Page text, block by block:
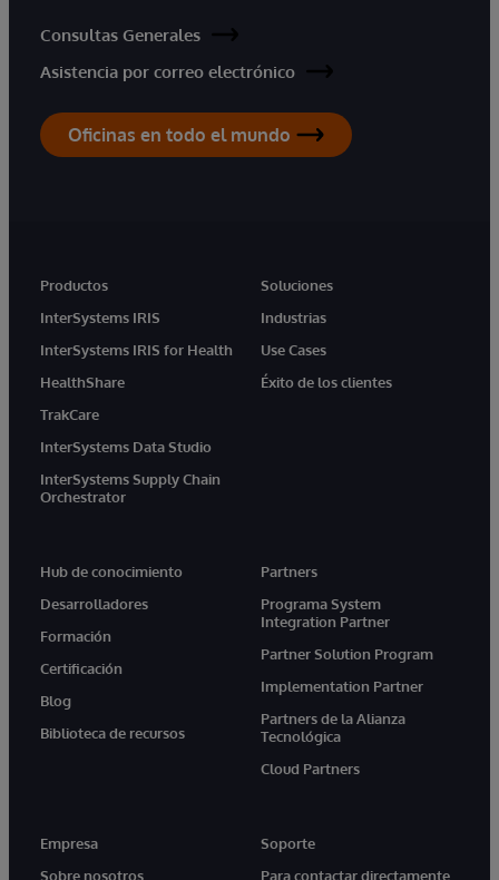
Consultas Generales
Asistencia por correo electrónico
Oficinas en todo el mundo
Productos
InterSystems IRIS
InterSystems IRIS for Health
HealthShare
TrakCare
InterSystems Data Studio
InterSystems Supply Chain
Orchestrator
Soluciones
Industrias
Use Cases
Éxito de los clientes
Hub de conocimiento
Desarrolladores
Formación
Certificación
Blog
Biblioteca de recursos
Partners
Programa System
Integration Partner
Partner Solution Program
Implementation Partner
Partners de la Alianza
Tecnológica
Cloud Partners
Empresa
Sobre nosotros
Soporte
Para contactar directamente